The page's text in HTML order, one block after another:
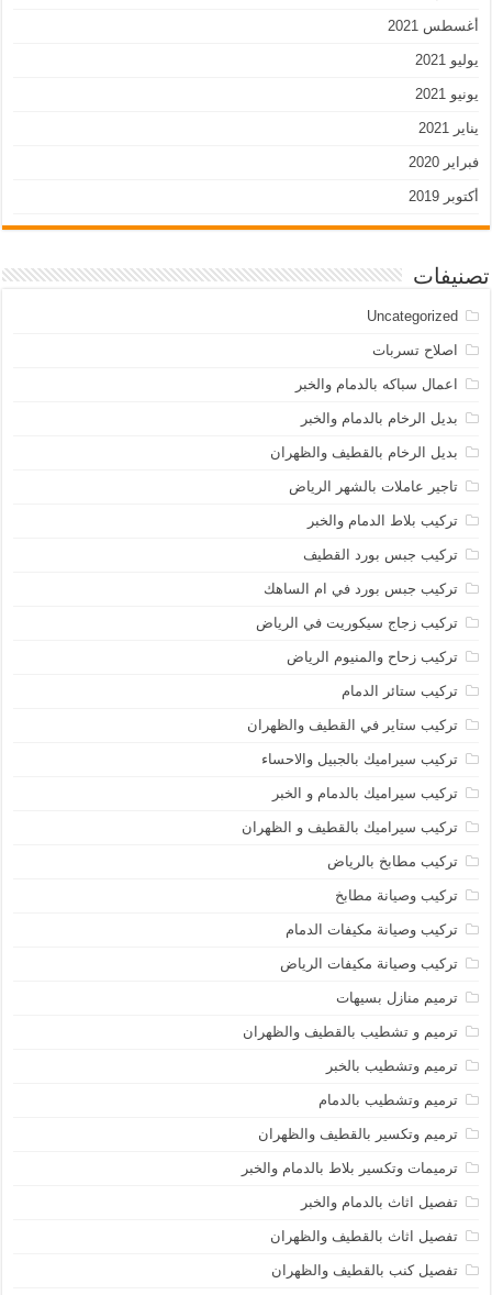
أغسطس 2021
يوليو 2021
يونيو 2021
يناير 2021
فبراير 2020
أكتوبر 2019
تصنيفات
Uncategorized
اصلاح تسربات
اعمال سباكه بالدمام والخبر
بديل الرخام بالدمام والخبر
بديل الرخام بالقطيف والظهران
تاجير عاملات بالشهر الرياض
تركيب بلاط الدمام والخبر
تركيب جبس بورد القطيف
تركيب جبس بورد في ام الساهك
تركيب زجاج سيكوريت في الرياض
تركيب زحاح والمنيوم الرياض
تركيب ستائر الدمام
تركيب ستاير في القطيف والظهران
تركيب سيراميك بالجبيل والاحساء
تركيب سيراميك بالدمام و الخبر
تركيب سيراميك بالقطيف و الظهران
تركيب مطابخ بالرياض
تركيب وصيانة مطابخ
تركيب وصيانة مكيفات الدمام
تركيب وصيانة مكيفات الرياض
ترميم منازل بسيهات
ترميم و تشطيب بالقطيف والظهران
ترميم وتشطيب بالخبر
ترميم وتشطيب بالدمام
ترميم وتكسير بالقطيف والظهران
ترميمات وتكسير بلاط بالدمام والخبر
تفصيل اثاث بالدمام والخبر
تفصيل اثاث بالقطيف والظهران
تفصيل كنب بالقطيف والظهران